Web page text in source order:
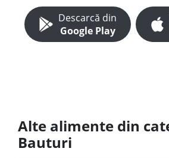
Descarcă din
Google Play
Alte alimente din
Bauturi